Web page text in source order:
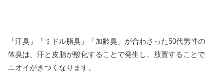
「汗臭」「ミドル脂臭」「加齢臭」が合わさった50代男性の
体臭は、汗と皮脂が酸化することで発生し、放置することで
ニオイがきつくなります。